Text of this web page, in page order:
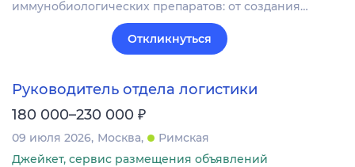
иммунобиологических препаратов: от создания…
Откликнуться
Руководитель отдела логистики
180 000–230 000 ₽
09 июля 2026 Москва
Римская
Джейкет, сервис размещения объявлений